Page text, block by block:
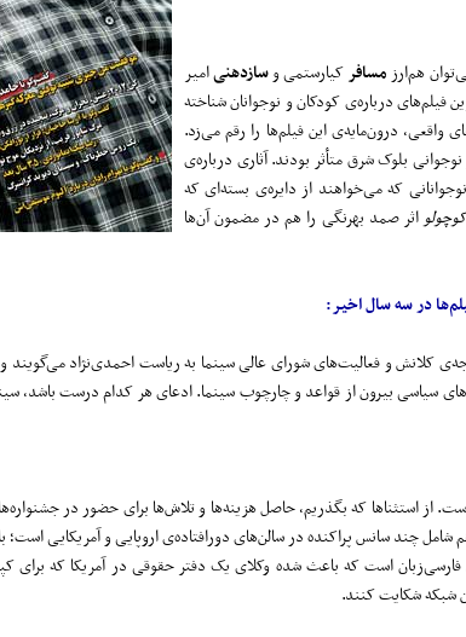
هم‌ارز مسافر کیارستمی وسازدهنیامیر
فیلم‌های درباره‌ی کودکان و نوجوانان شناخته
واقعی، درون‌مایه‌ی این فیلم‌ها را رقم می‌زد.
بلوک شرق متأثر بودند. آثاری درباره‌ی
که می‌خواهند از دایره‌ی بسته‌ای که
اثر صمد بهرنگی را هم در مضمون آن‌ها
در سه سال اخیر:
کلانش و فعالیت‌های شورای عالی سینما به ریاست احمدی‌نژاد می‌گویند و
سیاسی بیرون از قواعد و چارچوب سینما. ادعای هر کدام درست باشد،
از استثناها که بگذریم، حاصل هزینه‌ها و تلاش‌ها برای حضور در
چند سانس پراکنده در سالن‌های دورافتاده‌ی اروپایی و آمریکایی
است که باعث شده وکلای یک دفتر حقوقی در آمریکا که برای
شبکه شکایت کنند.